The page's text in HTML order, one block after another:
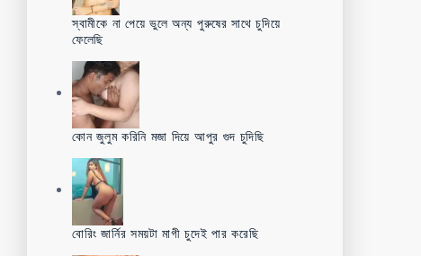
স্বামীকে না পেয়ে ভুলে অন্য পুরুষের সাথে চুদিয়ে
ফেলেছি
কোন জুলুম করিনি মজা দিয়ে আপুর গুদ চুদিছি
বোরিং জার্নির সময়টা মাগী চুদেই পার করেছি